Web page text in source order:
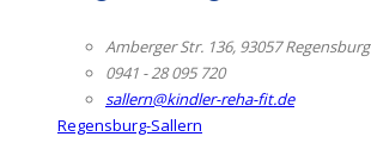
Amberger Str. 136, 93057 Regensburg
0941 - 28 095 720
sallern@kindler-reha-fit.de
Regensburg-Sallern